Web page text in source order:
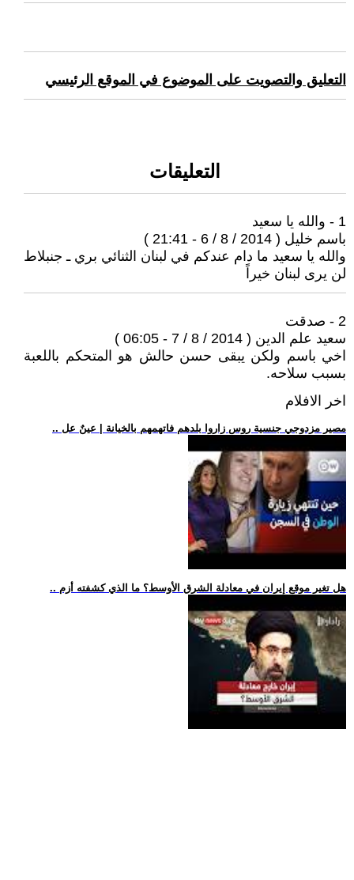
التعليق والتصويت على الموضوع في الموقع الرئيسي
التعليقات
1 - والله يا سعيد
باسم خليل ( 2014 / 8 / 6 - 21:41 )
والله يا سعيد ما دام عندكم في لبنان الثنائي بري ـ جنبلاط
لن يرى لبنان خيراً
2 - صدقت
سعيد علم الدين ( 2014 / 8 / 7 - 06:05 )
اخي باسم ولكن يبقى حسن حالش هو المتحكم باللعبة
بسبب سلاحه.
اخر الافلام
.. مصير مزدوجي جنسية روس زاروا بلدهم فاتهمهم بالخيانة | عينٌ عل
.. هل تغير موقع إيران في معادلة الشرق الأوسط؟ ما الذي كشفته أزم